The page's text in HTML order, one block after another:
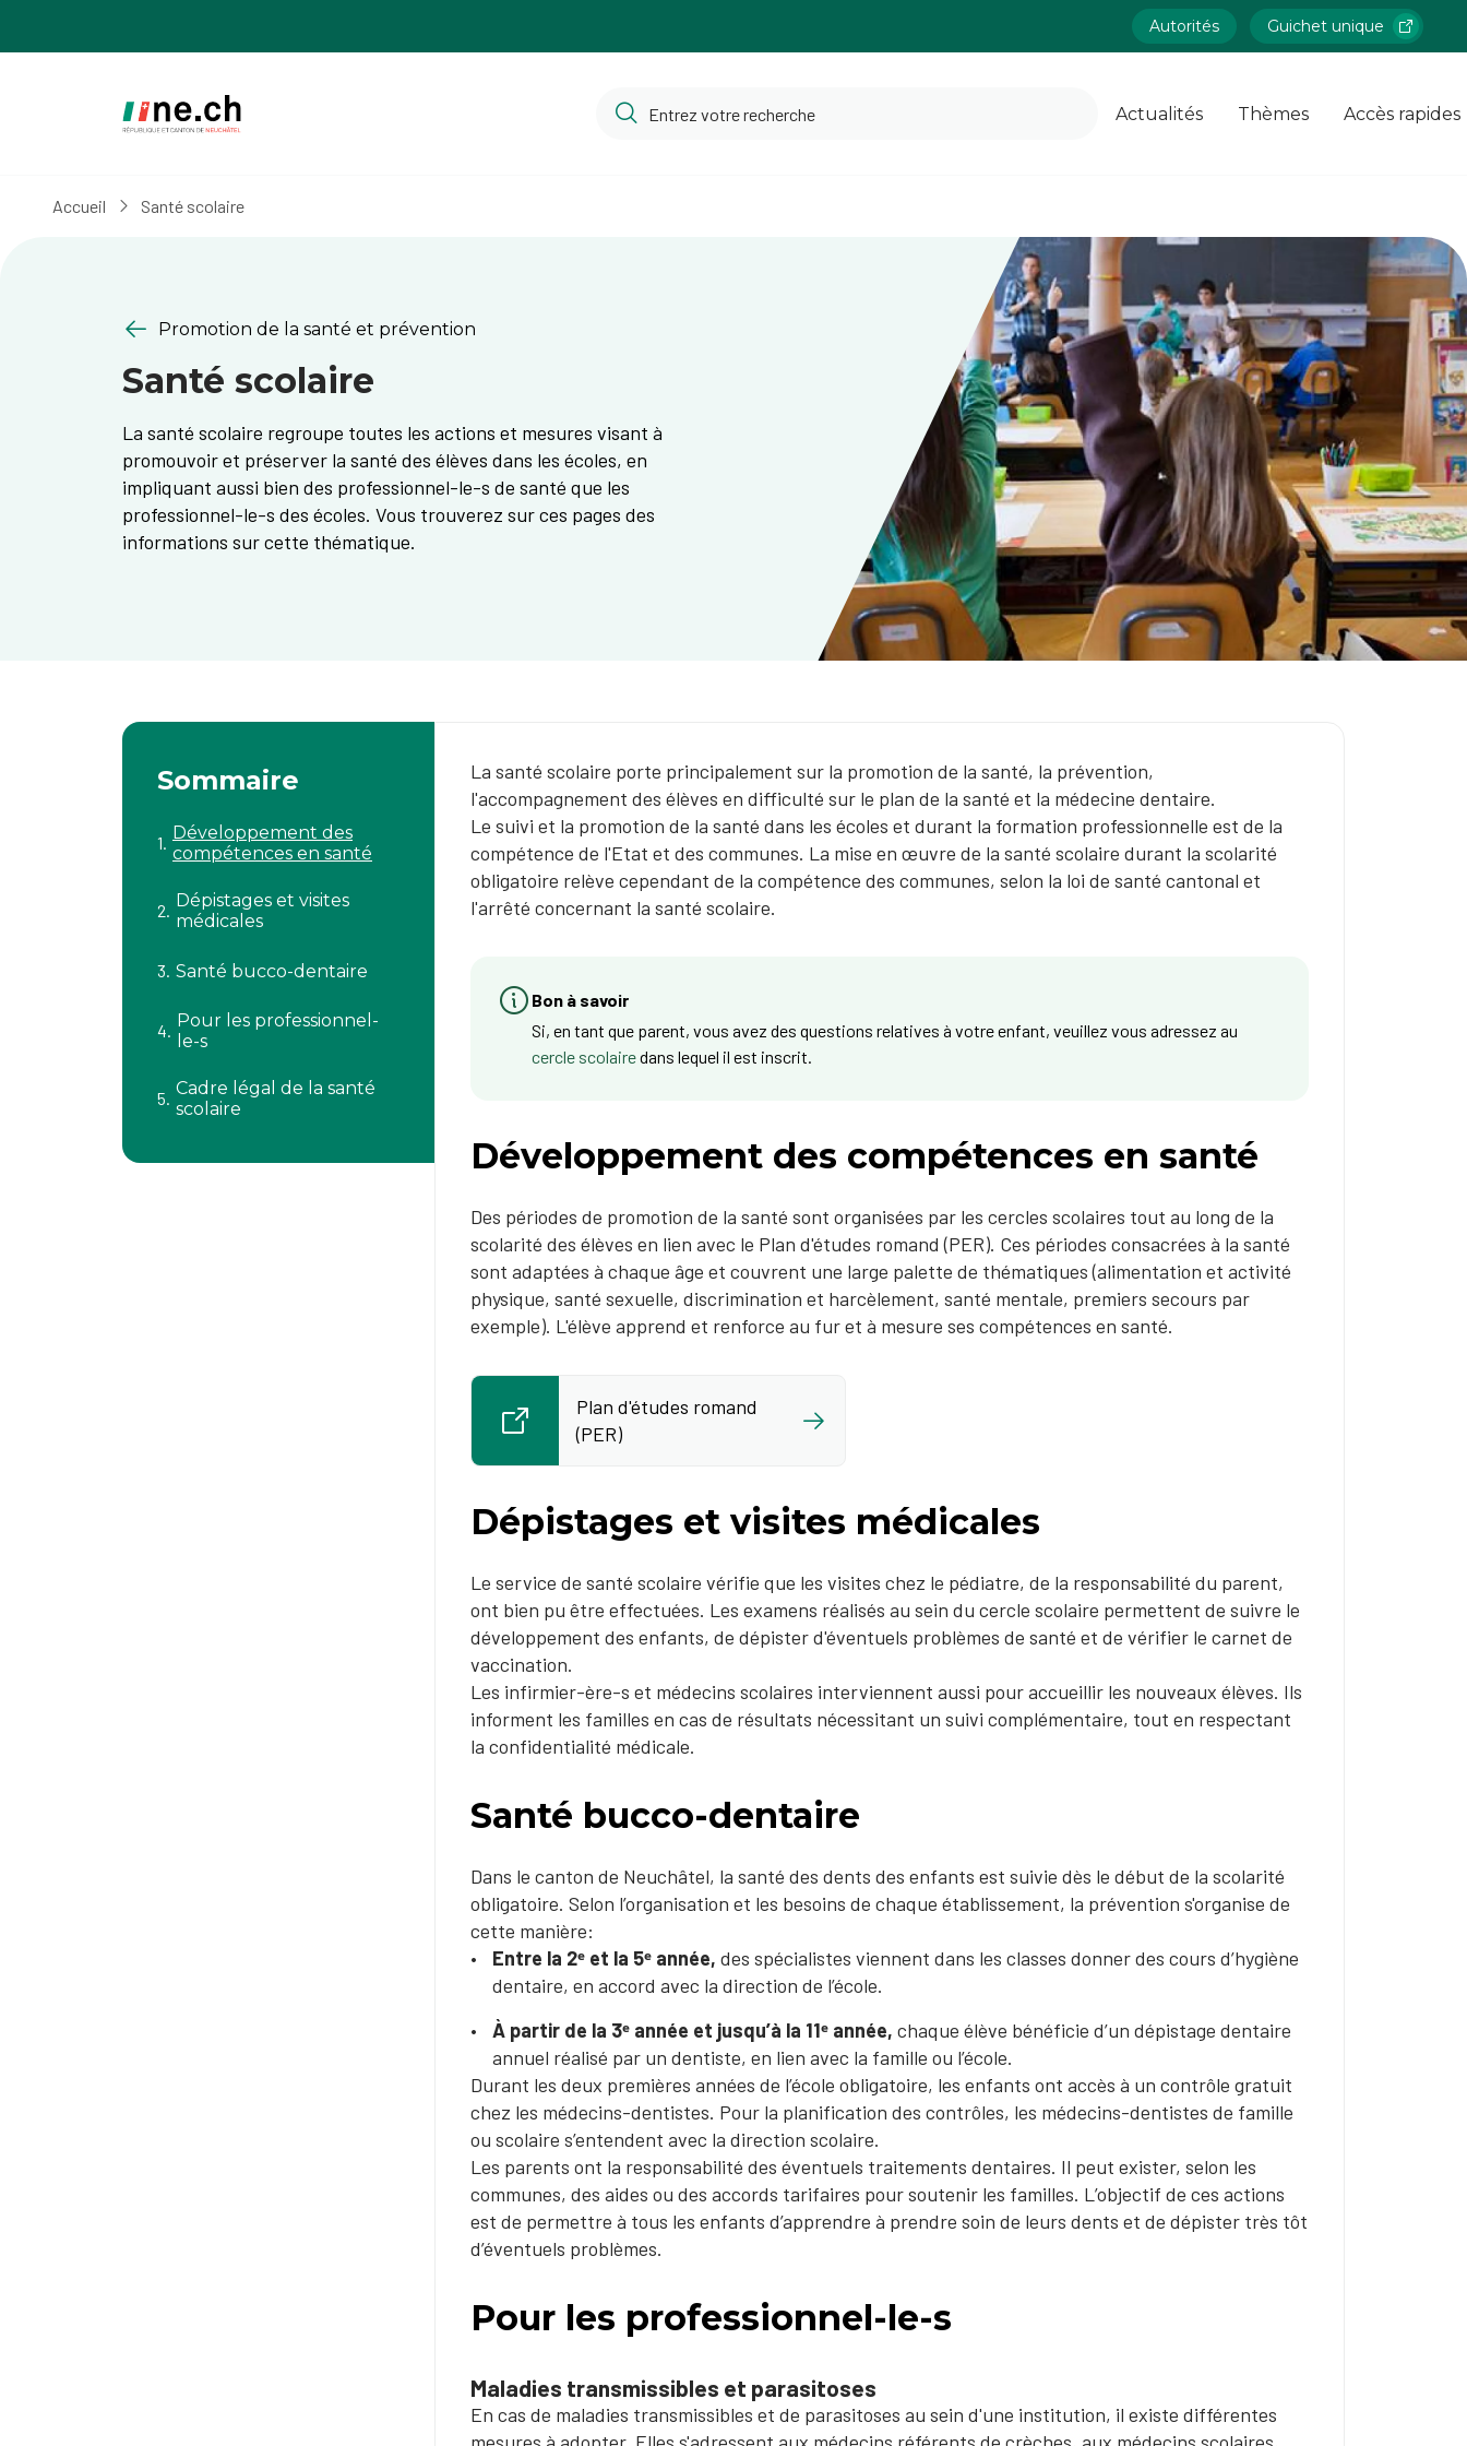
Autorités Guichet unique
Actualités Thèmes Accès rapides
Accueil Santé scolaire
Promotion de la santé et prévention
Santé scolaire
La santé scolaire regroupe toutes les actions et mesures visant à
promouvoir et préserver la santé des élèves dans les écoles, en
impliquant aussi bien des professionnel-le-s de santé que les
professionnel-le-s des écoles. Vous trouverez sur ces pages des
informations sur cette thématique.
Sommaire
Développement des
compétences en santé
Dépistages et visites
médicales
Santé bucco-dentaire
Pour les professionnel-
le-s
Cadre légal de la santé
scolaire
La santé scolaire porte principalement sur la promotion de la santé, la prévention,
l'accompagnement des élèves en difficulté sur le plan de la santé et la médecine dentaire.
Le suivi et la promotion de la santé dans les écoles et durant la formation professionnelle est de la
compétence de l'Etat et des communes. La mise en œuvre de la santé scolaire durant la scolarité
obligatoire relève cependant de la compétence des communes, selon la loi de santé cantonal et
l'arrêté concernant la santé scolaire.
Bon à savoir
Si, en tant que parent, vous avez des questions relatives à votre enfant, veuillez vous adressez au
cercle scolairedans lequel il est inscrit.
Développement des compétences en santé
Des périodes de promotion de la santé sont organisées par les cercles scolaires tout au long de la
scolarité des élèves en lien avec le Plan d'études romand (PER). Ces périodes consacrées à la santé
sont adaptées à chaque âge et couvrent une large palette de thématiques (alimentation et activité
physique, santé sexuelle, discrimination et harcèlement, santé mentale, premiers secours par
exemple). L'élève apprend et renforce au fur et à mesure ses compétences en santé.
Plan d'études romand
(PER)
Dépistages et visites médicales
Le service de santé scolaire vérifie que les visites chez le pédiatre, de la responsabilité du parent,
ont bien pu être effectuées. Les examens réalisés au sein du cercle scolaire permettent de suivre le
développement des enfants, de dépister d'éventuels problèmes de santé et de vérifier le carnet de
vaccination.
Les infirmier-ère-s et médecins scolaires interviennent aussi pour accueillir les nouveaux élèves. Ils
informent les familles en cas de résultats nécessitant un suivi complémentaire, tout en respectant
la confidentialité médicale.
Santé bucco-dentaire
Dans le canton de Neuchâtel, la santé des dents des enfants est suivie dès le début de la scolarité
obligatoire. Selon l’organisation et les besoins de chaque établissement, la prévention s'organise de
cette manière:
Entre la 2ᵉ et la 5ᵉ année, des spécialistes viennent dans les classes donner des cours d’hygiène
dentaire, en accord avec la direction de l’école.
À partir de la 3ᵉ année et jusqu’à la 11ᵉ année,chaque élève bénéficie d’un dépistage dentaire
annuel réalisé par un dentiste, en lien avec la famille ou l’école.
Durant les deux premières années de l’école obligatoire, les enfants ont accès à un contrôle gratuit
chez les médecins-dentistes. Pour la planification des contrôles, les médecins-dentistes de famille
ou scolaire s’entendent avec la direction scolaire.
Les parents ont la responsabilité des éventuels traitements dentaires. Il peut exister, selon les
communes, des aides ou des accords tarifaires pour soutenir les familles. L’objectif de ces actions
est de permettre à tous les enfants d’apprendre à prendre soin de leurs dents et de dépister très tôt
d’éventuels problèmes.
Pour les professionnel-le-s
Maladies transmissibles et parasitoses
En cas de maladies transmissibles et de parasitoses au sein d'une institution, il existe différentes